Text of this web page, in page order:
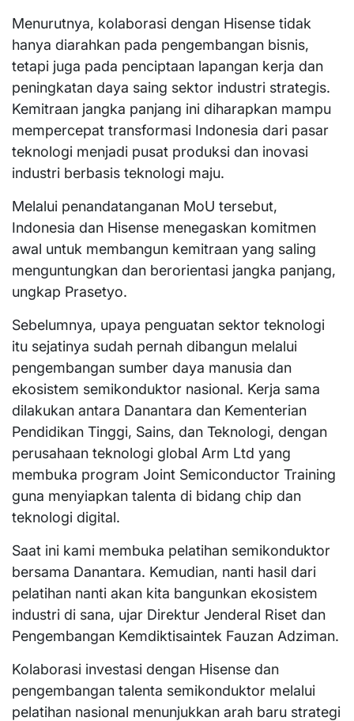
Menurutnya, kolaborasi dengan Hisense tidak
hanya diarahkan pada pengembangan bisnis,
tetapi juga pada penciptaan lapangan kerja dan
peningkatan daya saing sektor industri strategis.
Kemitraan jangka panjang ini diharapkan mampu
mempercepat transformasi Indonesia dari pasar
teknologi menjadi pusat produksi dan inovasi
industri berbasis teknologi maju.
Melalui penandatanganan MoU tersebut,
Indonesia dan Hisense menegaskan komitmen
awal untuk membangun kemitraan yang saling
menguntungkan dan berorientasi jangka panjang,
ungkap Prasetyo.
Sebelumnya, upaya penguatan sektor teknologi
itu sejatinya sudah pernah dibangun melalui
pengembangan sumber daya manusia dan
ekosistem semikonduktor nasional. Kerja sama
dilakukan antara Danantara dan Kementerian
Pendidikan Tinggi, Sains, dan Teknologi, dengan
perusahaan teknologi global Arm Ltd yang
membuka program Joint Semiconductor Training
guna menyiapkan talenta di bidang chip dan
teknologi digital.
Saat ini kami membuka pelatihan semikonduktor
bersama Danantara. Kemudian, nanti hasil dari
pelatihan nanti akan kita bangunkan ekosistem
industri di sana, ujar Direktur Jenderal Riset dan
Pengembangan Kemdiktisaintek Fauzan Adziman.
Kolaborasi investasi dengan Hisense dan
pengembangan talenta semikonduktor melalui
pelatihan nasional menunjukkan arah baru strategi